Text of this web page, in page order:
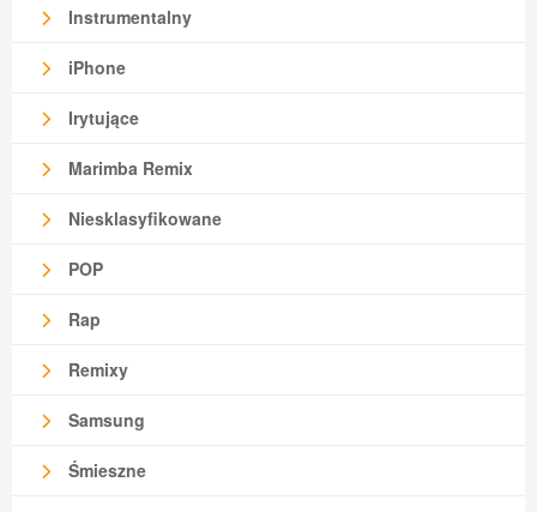
Instrumentalny
iPhone
Irytujące
Marimba Remix
Niesklasyfikowane
POP
Rap
Remixy
Samsung
Śmieszne